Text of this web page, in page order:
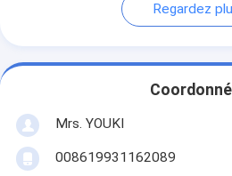
Regardez
Mrs. YOUKI
008619931162089